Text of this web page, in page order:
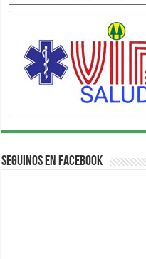
Seguinos en Facebook